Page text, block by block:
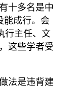
十多名是中
能成行。会
行主任、文
这些学者受
法是违背建